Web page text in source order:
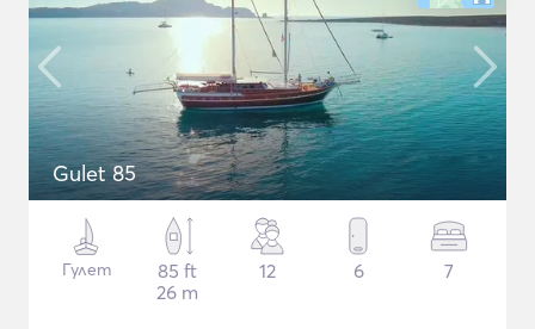
Gulet 85
Гулет
85 ft
26 m
12 6 7